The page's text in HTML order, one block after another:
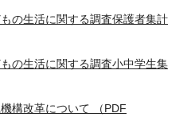
の生活に関する調査保護者集計
の生活に関する調査小中学生集
構改革について （PDF